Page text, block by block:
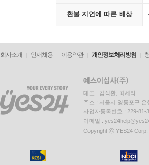
환불 지연에 따른 배상
회사소개 인재채용 이용약관 개인정보처리방침
대표 : 김석환, 최세라
주소 : 서울시 영등포구
사업자등록번호 : 229-
이메일 :
Copyright ⓒ YES24 Corp.